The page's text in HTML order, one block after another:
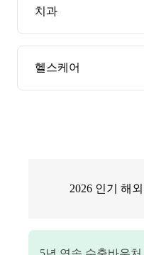
치과
헬스케어
2026 인기 해